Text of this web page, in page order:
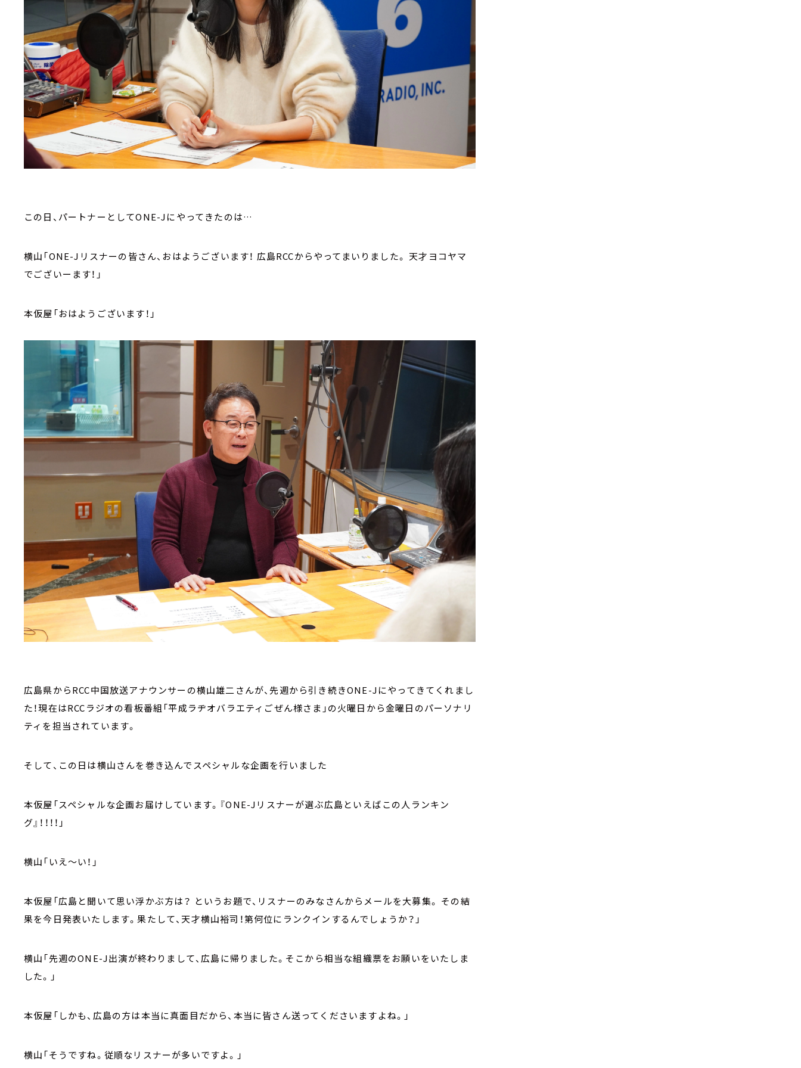
この日、パートナーとしてONE-Jにやってきたのは…
横山「ONE-Jリスナーの皆さん、おはようございます！ 広島RCCからやってまいりました。 天才ヨコヤマ
でございーます！」
本仮屋「おはようございます！」
広島県からRCC中国放送アナウンサーの横山雄二さんが、先週から引き続きONE-Jにやってきてくれまし
た！現在はRCCラジオの看板番組「平成ラヂオバラエティごぜん様さま」の火曜日から金曜日のパーソナリ
ティを担当されています。
そして、この日は横山さんを巻き込んでスペシャルな企画を行いました
本仮屋「スペシャルな企画お届けしています。『ONE-Jリスナーが選ぶ広島といえばこの人ランキン
グ』！！！！」
横山「いえ～い！」
本仮屋「広島と聞いて思い浮かぶ方は？ というお題で、リスナーのみなさんからメールを大募集。 その結
果を今日発表いたします。果たして、天才横山裕司！第何位にランクインするんでしょうか？」
横山「先週のONE-J出演が終わりまして、広島に帰りました。そこから相当な組織票をお願いをいたしま
した。」
本仮屋「しかも、広島の方は本当に真面目だから、本当に皆さん送ってくださいますよね。」
横山「そうですね。従順なリスナーが多いですよ。」